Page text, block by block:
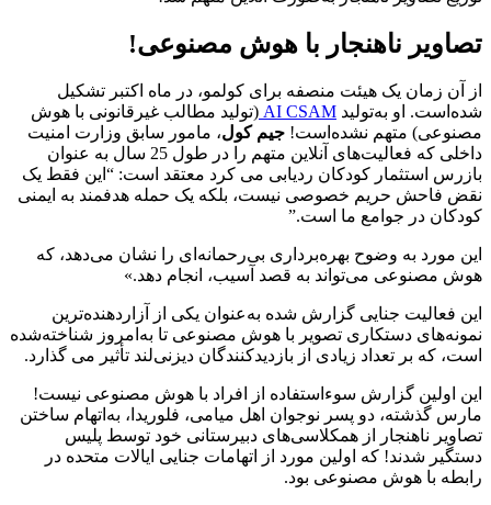
تصاویر ناهنجار با هوش مصنوعی!
از آن زمان یک هیئت منصفه برای کولمو، در ماه اکتبر تشکیل
شده‌است. او به‌تولید AI CSAM (تولید مطالب غیرقانونی با هوش
مصنوعی) متهم نشده‌است! جیم کول، مامور سابق وزارت امنیت
داخلی که فعالیت‌های آنلاین متهم را در طول 25 سال به عنوان
بازرس استثمار کودکان ردیابی می کرد معتقد است: “این فقط یک
نقض فاحش حریم خصوصی نیست، بلکه یک حمله هدفمند به ایمنی
کودکان در جوامع ما است.”
این مورد به وضوح بهره‌برداری بی‌رحمانه‌ای را نشان می‌دهد، که
هوش مصنوعی می‌تواند به قصد آسیب، انجام دهد.»
این فعالیت جنایی گزارش ‌شده به‌عنوان یکی از آزاردهنده‌ترین
نمونه‌های دستکاری تصویر با هوش مصنوعی تا به‌امروز شناخته‌شده
است، که بر تعداد زیادی از بازدیدکنندگان دیزنی‌لند تأثیر می گذارد.
این اولین گزارش سوءاستفاده از افراد با هوش مصنوعی نیست!
مارس گذشته، دو پسر نوجوان اهل میامی، فلوریدا، به‌اتهام ساختن
تصاویر ناهنجار از همکلاسی‌های دبیرستانی خود توسط پلیس
دستگیر شدند! که اولین مورد از اتهامات جنایی ایالات متحده در
رابطه با هوش مصنوعی بود.